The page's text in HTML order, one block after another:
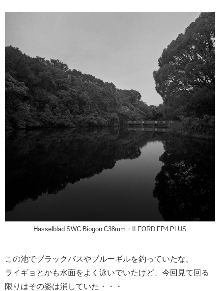
Hasselblad SWC Biogon C38mm・ILFORD FP4 PLUS
この池でブラックバスやブルーギルを釣っていたな。
ライギョとかも水面をよく泳いでいたけど、今回見て回る
限りはその姿は消していた・・・